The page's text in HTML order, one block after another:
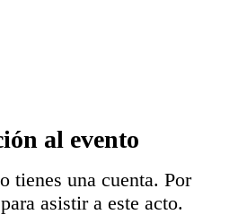
al evento
tienes una cuenta. Por
asistir a este acto.